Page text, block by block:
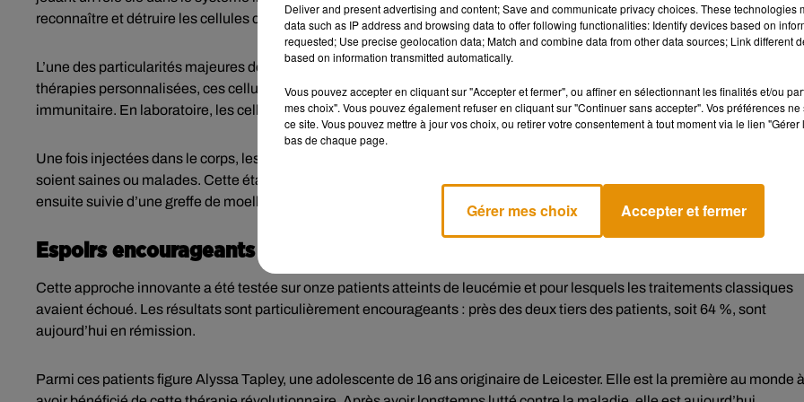
reconnaître et détruire les cellules cancéreuses responsables de la leucémie.
L’une des particularités majeures de ce traitement est le caractère « universel » des cellules ainsi créées. Contrairement
thérapies personnalisées, ces cellules peuvent être administrées à n’importe quel patient, indépendamment de son profil
immunitaire. En laboratoire, les cellules sont préparées pour être compatibles avec tous les organismes.
Une fois injectées dans le corps, les cellules modifiées circulent dans l’organisme et éliminent toutes les cellules T, qu’elles
soient saines ou malades. Cette étape, bien que radicale, est essentielle pour éradiquer totalement la maladie. Elle est
ensuite suivie d’une greffe de moelle osseuse, indispensable pour reconstruire un système immunitaire sain et fonctionnel.
Espoirs encourageants
Cette approche innovante a été testée sur onze patients atteints de leucémie et pour lesquels les traitements classiques
avaient échoué. Les résultats sont particulièrement encourageants : près des deux tiers des patients, soit 64 %, sont
aujourd’hui en rémission.
Parmi ces patients figure Alyssa Tapley, une adolescente de 16 ans originaire de Leicester. Elle est la première au monde à
Deliver and present advertising and content; Save and communicate privacy choices. These technologies
data such as IP address and browsing data to offer following functionalities: Identify devices based on
requested; Use precise geolocation data; Match and combine data from other data sources; Link different
based on information transmitted automatically.
Vous pouvez accepter en cliquant sur "Accepter et fermer", ou affiner en sélectionnant les finalités et/ou
mes choix". Vous pouvez également refuser en cliquant sur "Continuer sans accepter". Vos préférences
ce site. Vous pouvez mettre à jour vos choix, ou retirer votre consentement à tout moment via le lien
bas de chaque page.
Gérer mes choix Accepter et fermer